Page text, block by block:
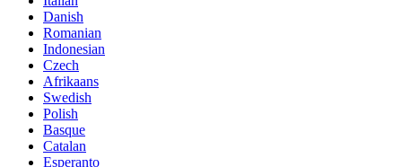
Danish
Romanian
Indonesian
Czech
Afrikaans
Swedish
Polish
Basque
Catalan
Esperanto